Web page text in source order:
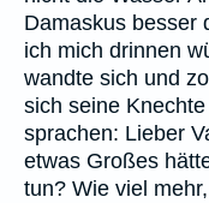
Damaskus besser
ich mich drinnen
wandte sich und
sich seine
sprachen: Lieber
etwas Großes
tun? Wie viel